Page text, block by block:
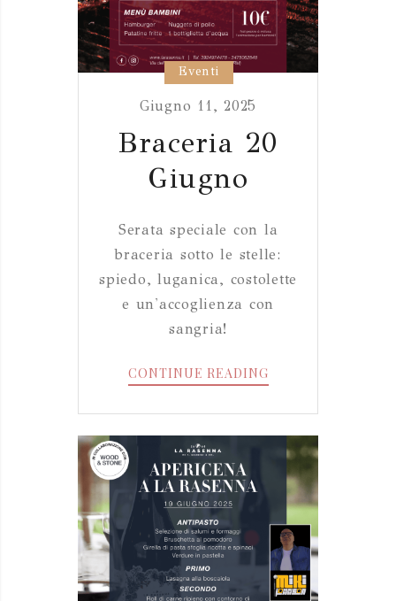
Eventi
Giugno 11, 2025
Braceria 20
Giugno
Serata speciale con la
braceria sotto le stelle:
spiedo, luganica, costolette
e un'accoglienza con
sangria!
CONTINUE READINGBRACERIA
GIUGNO